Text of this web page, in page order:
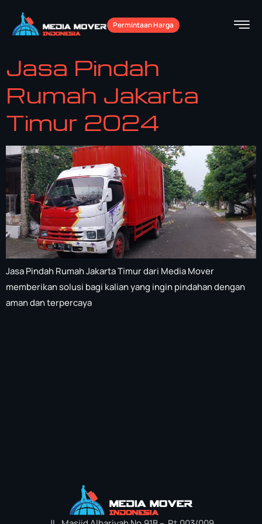
Permintaan Harga
Jasa Pindah
Rumah Jakarta
Timur 2024
Jasa Pindah Rumah Jakarta Timur dari Media Mover
memberikan solusi bagi kalian yang ingin pindahan dengan
aman dan terpercaya